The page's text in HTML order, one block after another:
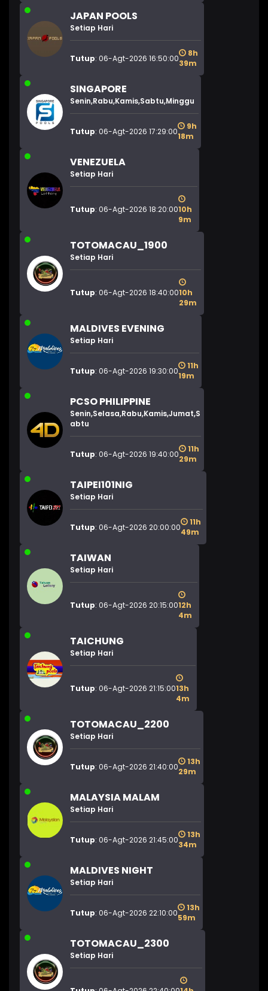
JAPAN POOLS
Setiap Hari
Tutup: 06-Agt-2026 16:50:00
8h
39m
SINGAPORE
Senin,Rabu,Kamis,Sabtu,Minggu
Tutup: 06-Agt-2026 17:29:00
9h
18m
VENEZUELA
Setiap Hari
Tutup: 06-Agt-2026 18:20:0010h
9m
TOTOMACAU_1900
Setiap Hari
Tutup: 06-Agt-2026 18:40:0010h
29m
MALDIVES EVENING
Setiap Hari
Tutup: 06-Agt-2026 19:30:00
11h
19m
PCSO PHILIPPINE
Senin,Selasa,Rabu,Kamis,Jumat,S
abtu
Tutup: 06-Agt-2026 19:40:00
11h
29m
TAIPEI101NIG
Setiap Hari
Tutup: 06-Agt-2026 20:00:00
11h
49m
TAIWAN
Setiap Hari
Tutup: 06-Agt-2026 20:15:0012h
4m
TAICHUNG
Setiap Hari
Tutup: 06-Agt-2026 21:15:0013h
4m
TOTOMACAU_2200
Setiap Hari
Tutup: 06-Agt-2026 21:40:00
13h
29m
MALAYSIA MALAM
Setiap Hari
Tutup: 06-Agt-2026 21:45:00
13h
34m
MALDIVES NIGHT
Setiap Hari
Tutup: 06-Agt-2026 22:10:00
13h
59m
TOTOMACAU_2300
Setiap Hari